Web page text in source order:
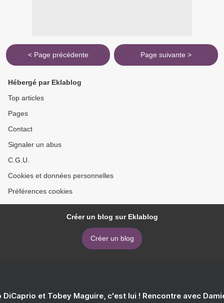
< Page précédente Page suivante >
Hébergé par Eklablog
Top articles
Pages
Contact
Signaler un abus
C.G.U.
Cookies et données personnelles
Préférences cookies
Créer un blog sur Eklablog
Créer un blog
DiCaprio et Tobey Maguire, c'est lui ! Rencontre avec